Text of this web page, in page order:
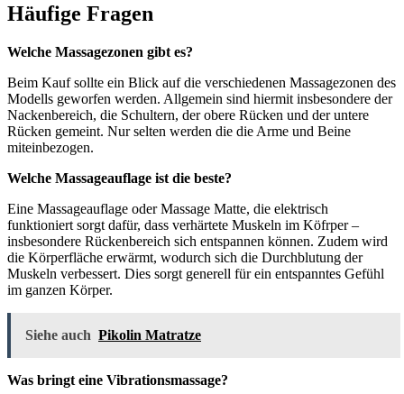
Häufige Fragen
Welche Massagezonen gibt es?
Beim Kauf sollte ein Blick auf die verschiedenen Massagezonen des
Modells geworfen werden. Allgemein sind hiermit insbesondere der
Nackenbereich, die Schultern, der obere Rücken und der untere
Rücken gemeint. Nur selten werden die die Arme und Beine
miteinbezogen.
Welche Massageauflage ist die beste?
Eine Massageauflage oder Massage Matte, die elektrisch
funktioniert sorgt dafür, dass verhärtete Muskeln im Köfrper –
insbesondere Rückenbereich sich entspannen können. Zudem wird
die Körperfläche erwärmt, wodurch sich die Durchblutung der
Muskeln verbessert. Dies sorgt generell für ein entspanntes Gefühl
im ganzen Körper.
Siehe auch Pikolin Matratze
Was bringt eine Vibrationsmassage?